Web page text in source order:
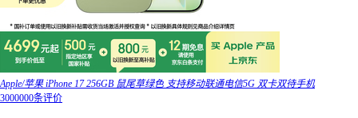
Apple/苹果 iPhone 17 256GB 鼠尾草绿色 支持移动联通电信5G 双卡双待手机
3000000条评价